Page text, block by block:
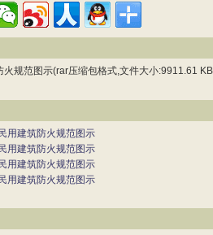
范图示(rar压缩包格式,文件大小:9911.61
民用建筑防火规范图示
民用建筑防火规范图示
民用建筑防火规范图示
民用建筑防火规范图示